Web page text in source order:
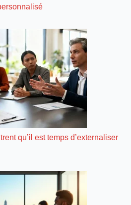
qu’il est temps d’externaliser